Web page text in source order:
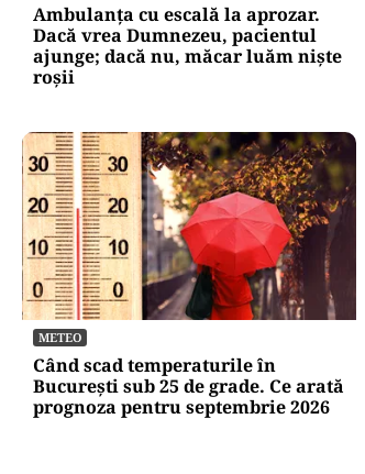
Ambulanța cu escală la aprozar.
Dacă vrea Dumnezeu, pacientul
ajunge; dacă nu, măcar luăm niște
roșii
METEO
Când scad temperaturile în
București sub 25 de grade. Ce arată
prognoza pentru septembrie 2026